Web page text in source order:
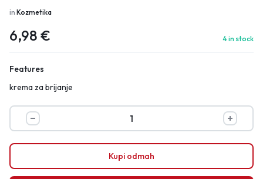
in Kozmetika
6,98 € 4 in stock
Features
krema za brijanje
Kupi odmah